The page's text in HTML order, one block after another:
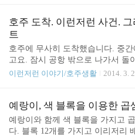
사람들도 앉아 있고. 식탁에 앉아
집안까지 신경쓰는 꼼꼼함.평화가
깼다. 집안의 모습 한 ..
홉 개의 정사각형으로 나누었을 때
했다. "더 작게 나눌 수 있어요." 그
정사각형 하나하나를 다시 네 개
누는 것이었다. 다 나누는 걸 보고
보았다. "그렇게 나누면 정사각형
금 생각하더니, 예랑이는 "4 x 9 이
이야기가 시작되었다. "왜 4 x 9 인
니, "아홉 개를, 네..
호주 도착. 이런저런 사건.
트
호주에 무사히 도착했습니다. 중
고요. 잠시 공항 밖으로 나가서 돌
밥도 먹었습니다. 멜버른에 와서
학교에도 가서 인사도 하고 전학절
그런데 온지 이틀만에 예랑이가
서 응급실에 가는 사건이 일어났습
이런저런 이야기/호주생활 2014. 3.
예랑이, 색 블록을 이용한 곱
예랑이와 함께 색 블록을 가지고
다. 블록 12개를 가지고 이리저리